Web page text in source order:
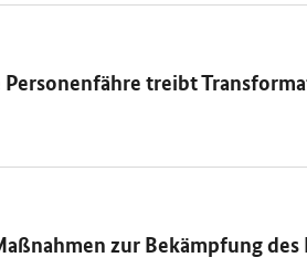
Personenfähre treibt
zur Bekämpfung des